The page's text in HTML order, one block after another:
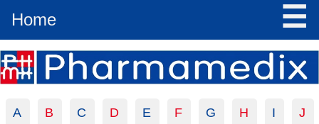
Home ☰
A B C D E F G H I J